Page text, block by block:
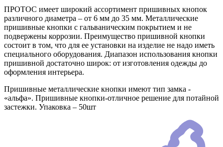
ПРОТОС имеет широкий ассортимент пришивных кнопок
различного диаметра – от 6 мм до 35 мм. Металлические
пришивные кнопки с гальваническим покрытием и не
подвержены коррозии. Преимущество пришивной кнопки
состоит в том, что для ее установки на изделие не надо иметь
специального оборудования. Диапазон использования кнопки
пришивной достаточно широк: от изготовления одежды до
оформления интерьера.
Пришивные металлические кнопки имеют тип замка -
«альфа». Пришивные кнопки-отличное решение для потайной
застежки. Упаковка – 50шт